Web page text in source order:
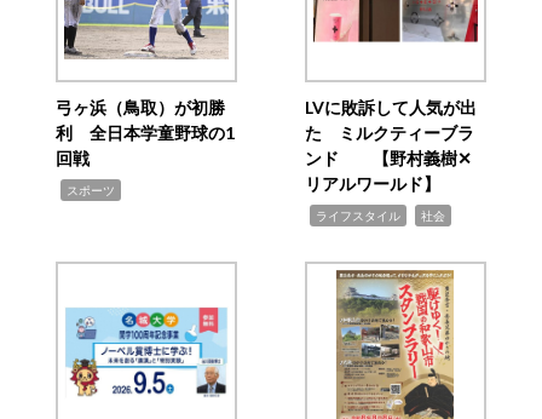
弓ヶ浜（鳥取）が初勝
利 全日本学童野球の1
回戦
スポーツ
LVに敗訴して人気が出
た ミルクティーブラ
ンド 【野村義樹✕
リアルワールド】
ライフスタイル 社会